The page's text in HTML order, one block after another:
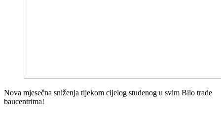
Nova mjesečna sniženja tijekom cijelog studenog u svim Bilo trade
baucentrima!